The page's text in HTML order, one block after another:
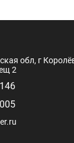
обл, г
2